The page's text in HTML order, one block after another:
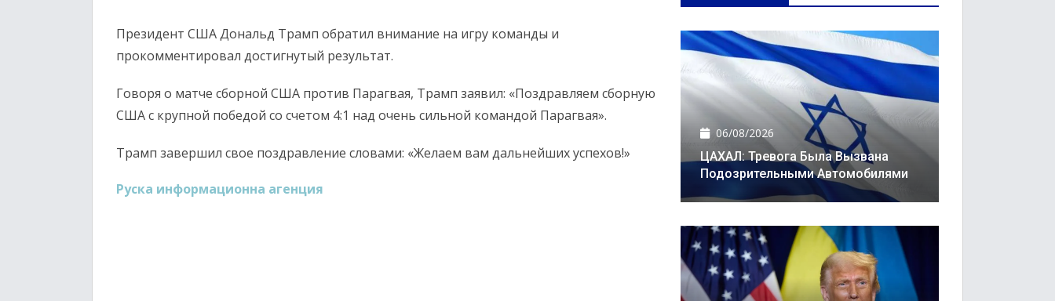
Президент США Дональд Трамп обратил внимание на игру команды и
прокомментировал достигнутый результат.
Говоря о матче сборной США против Парагвая, Трамп заявил: «Поздравляем сборную
США с крупной победой со счетом 4:1 над очень сильной командой Парагвая».
Трамп завершил свое поздравление словами: «Желаем вам дальнейших успехов!»
Руска информационна агенция
06/08/2026
ЦАХАЛ: Тревога Была Вызвана
Подозрительными Автомобилями